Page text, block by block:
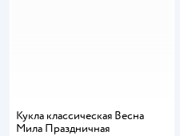
Кукла классическая Весна
Мила Праздничная